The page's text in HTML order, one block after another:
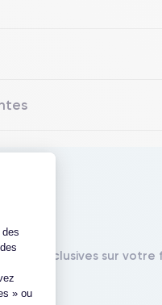
:
» ou
exclusives sur